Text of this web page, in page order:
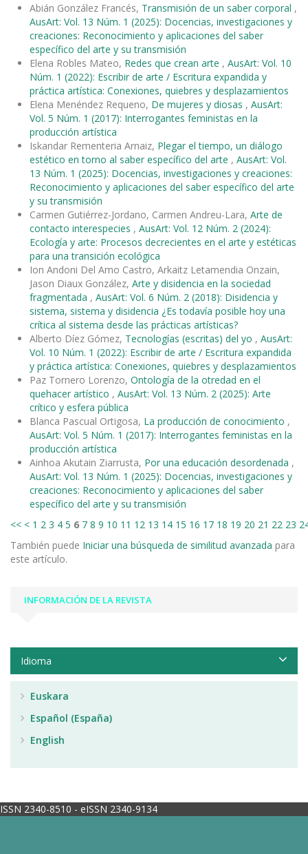
Abián González Francés, Transmisión de un saber corporal ,
AusArt: Vol. 13 Núm. 1 (2025): Docencias, investigaciones y
creaciones: Reconocimiento y aplicaciones del saber
específico del arte y su transmisión
Elena Robles Mateo, Redes que crean arte , AusArt: Vol. 10
Núm. 1 (2022): Escribir de arte / Escritura expandida y
práctica artística: Conexiones, quiebres y desplazamientos
Elena Menéndez Requeno, De mujeres y diosas , AusArt:
Vol. 5 Núm. 1 (2017): Interrogantes feministas en la
producción artística
Iskandar Rementeria Arnaiz, Plegar el tiempo, un diálogo
estético en torno al saber específico del arte , AusArt: Vol.
13 Núm. 1 (2025): Docencias, investigaciones y creaciones:
Reconocimiento y aplicaciones del saber específico del arte
y su transmisión
Carmen Gutiérrez-Jordano, Carmen Andreu-Lara, Arte de
contacto interespecies , AusArt: Vol. 12 Núm. 2 (2024):
Ecología y arte: Procesos decrecientes en el arte y estéticas
para una transición ecológica
Ion Andoni Del Amo Castro, Arkaitz Letamendia Onzain,
Jason Diaux González, Arte y disidencia en la sociedad
fragmentada , AusArt: Vol. 6 Núm. 2 (2018): Disidencia y
sistema, sistema y disidencia ¿Es todavía posible hoy una
crítica al sistema desde las prácticas artísticas?
Alberto Díez Gómez, Tecnologías (escritas) del yo , AusArt:
Vol. 10 Núm. 1 (2022): Escribir de arte / Escritura expandida
y práctica artística: Conexiones, quiebres y desplazamientos
Paz Tornero Lorenzo, Ontología de la otredad en el
quehacer artístico , AusArt: Vol. 13 Núm. 2 (2025): Arte
crítico y esfera pública
Blanca Pascual Ortigosa, La producción de conocimiento ,
AusArt: Vol. 5 Núm. 1 (2017): Interrogantes feministas en la
producción artística
Ainhoa Akutain Ziarrusta, Por una educación desordenada ,
AusArt: Vol. 13 Núm. 1 (2025): Docencias, investigaciones y
creaciones: Reconocimiento y aplicaciones del saber
específico del arte y su transmisión
<< < 1 2 3 4 5 6 7 8 9 10 11 12 13 14 15 16 17 18 19 20 21 22 23
También puede Iniciar una búsqueda de similitud avanzada para
este artículo.
INFORMACIÓN DE LA REVISTA
Idioma
Euskara
Español (España)
English
ISSN 2340-8510 - eISSN 2340-9134